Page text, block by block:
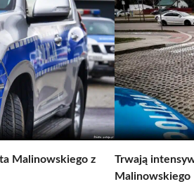
Malinowskiego z
Trwają
Malinowskiego